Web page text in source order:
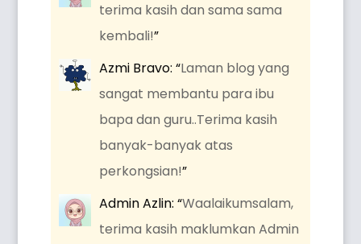
terima kasih dan sama sama
kembali!”
Azmi Bravo: “Laman blog yang
sangat membantu para ibu
bapa dan guru..Terima kasih
banyak-banyak atas
perkongsian!”
Admin Azlin: “Waalaikumsalam,
terima kasih maklumkan Admin